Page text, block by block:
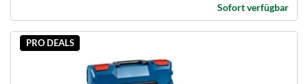
Sofort verfügbar
PRO DEALS